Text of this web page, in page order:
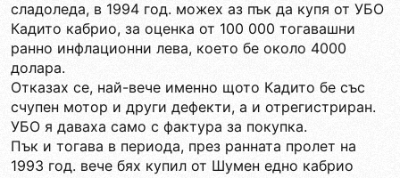
сладоледа, в 1994 год. можех аз пък да купя от УБО
Кадито кабрио, за оценка от 100 000 тогавашни
ранно инфлационни лева, което бе около 4000
долара.
Отказах се, най-вече именно щото Кадито бе със
счупен мотор и други дефекти, а и отрегистриран.
УБО я даваха само с фактура за покупка.
Пък и тогава в периода, през ранната пролет на
1993 год. вече бях купил от Шумен едно кабрио